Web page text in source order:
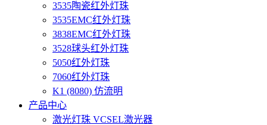
3535陶瓷红外灯珠
3535EMC红外灯珠
3838EMC红外灯珠
3528球头红外灯珠
5050红外灯珠
7060红外灯珠
K1 (8080) 仿流明
产品中心
激光灯珠 VCSEL激光器